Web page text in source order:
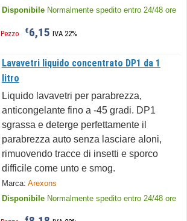
Disponibile Normalmente spedito entro 24/48 ore
Pezzo €6,15 IVA 22%
Lavavetri liquido concentrato DP1 da 1
litro
Liquido lavavetri per parabrezza,
anticongelante fino a -45 gradi. DP1
sgrassa e deterge perfettamente il
parabrezza auto senza lasciare aloni,
rimuovendo tracce di insetti e sporco
difficile come unto e smog.
Marca: Arexons
Disponibile Normalmente spedito entro 24/48 ore